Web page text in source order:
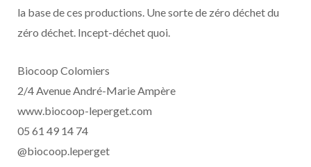
la base de ces productions. Une sorte de zéro déchet du
zéro déchet. Incept-déchet quoi.
Biocoop Colomiers
2/4 Avenue André-Marie Ampère
www.biocoop-leperget.com
05 61 49 14 74
@biocoop.leperget